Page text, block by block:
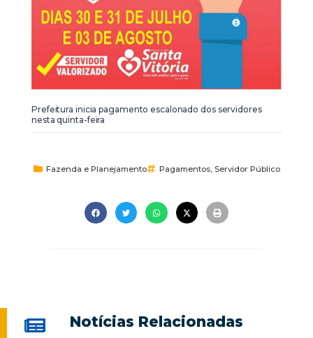
Prefeitura inicia pagamento escalonado dos servidores
nesta quinta-feira
Fazenda e Planejamento Pagamentos, Servidor Público
Notícias Relacionadas